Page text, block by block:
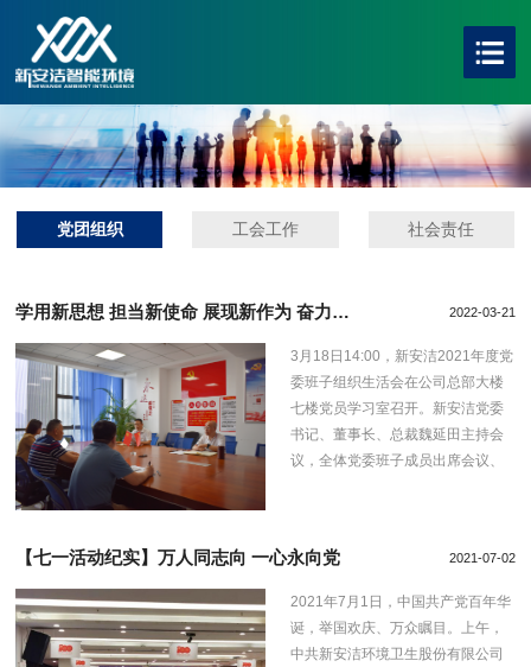
党团组织 工会工作 社会责任
学用新思想 担当新使命 展现新作为 奋力谱写企业高质量发展新篇章 2022-03-21
3月18日14:00，新安洁2021年度党
委班子组织生活会在公司总部大楼
七楼党员学习室召开。新安洁党委
书记、董事长、总裁魏延田主持会
议，全体党委班子成员出席会议、
【七一活动纪实】万人同志向 一心永向党 2021-07-02
2021年7月1日，中国共产党百年华
诞，举国欢庆、万众瞩目。上午，
中共新安洁环境卫生股份有限公司